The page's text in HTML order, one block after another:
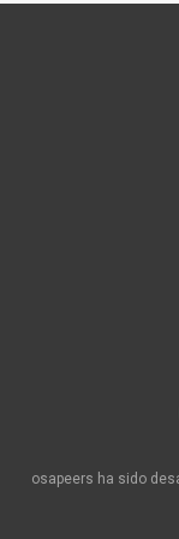
osapeers ha sido